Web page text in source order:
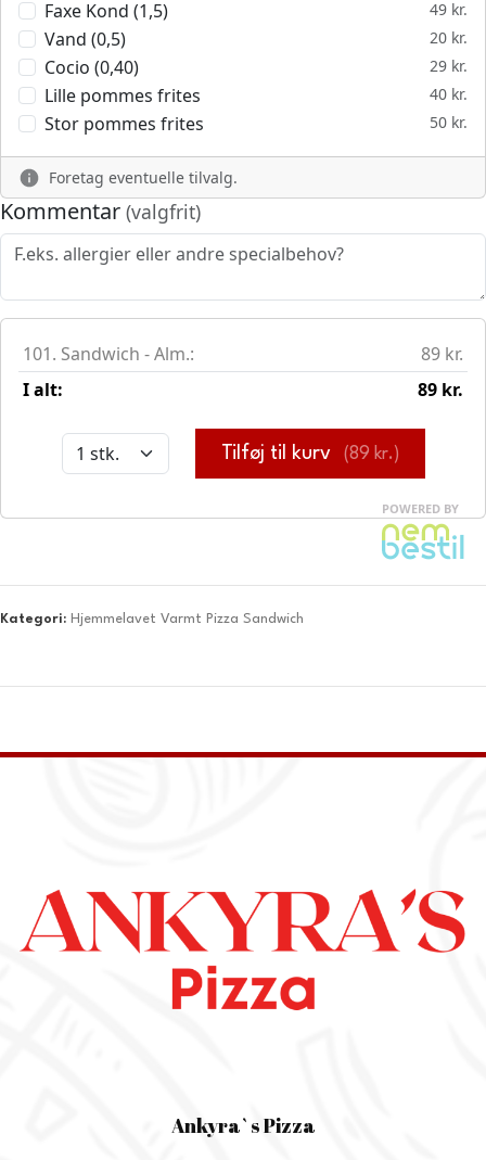
Kategori: Hjemmelavet Varmt Pizza Sandwich
Ankyra`s Pizza